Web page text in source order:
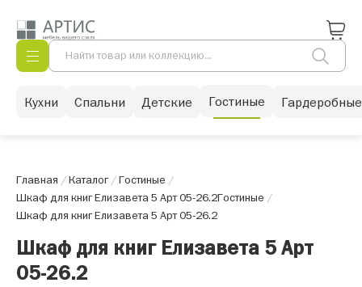
Кухни Спальни Детские Гостиные Гардеробные
Главная /Каталог/Гостиные /
Шкаф для книг Елизавета 5 Арт 05-26.2Гостиные /
Шкаф для книг Елизавета 5 Арт 05-26.2
Шкаф для книг Елизавета 5 Арт
05-26.2